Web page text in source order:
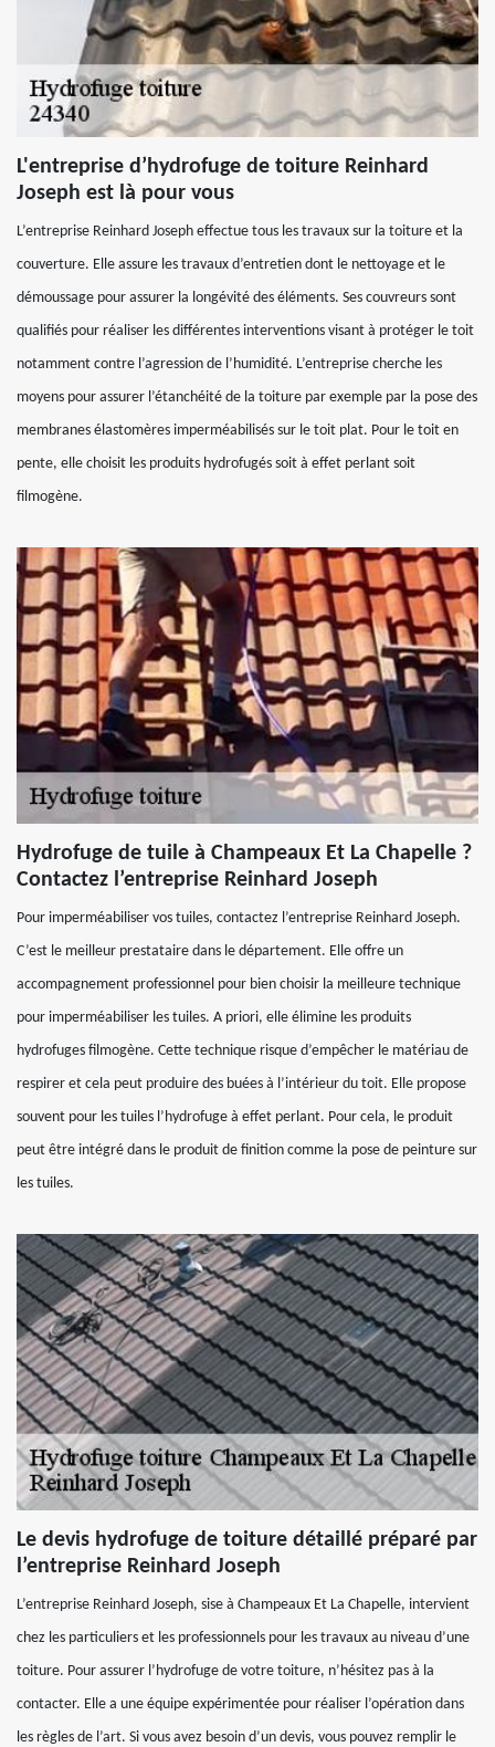
L'entreprise d’hydrofuge de toiture Reinhard
Joseph est là pour vous
L’entreprise Reinhard Joseph effectue tous les travaux sur la toiture et la
couverture. Elle assure les travaux d’entretien dont le nettoyage et le
démoussage pour assurer la longévité des éléments. Ses couvreurs sont
qualifiés pour réaliser les différentes interventions visant à protéger le toit
notamment contre l’agression de l’humidité. L’entreprise cherche les
moyens pour assurer l’étanchéité de la toiture par exemple par la pose des
membranes élastomères imperméabilisés sur le toit plat. Pour le toit en
pente, elle choisit les produits hydrofugés soit à effet perlant soit
filmogène.
Hydrofuge de tuile à Champeaux Et La Chapelle ?
Contactez l’entreprise Reinhard Joseph
Pour imperméabiliser vos tuiles, contactez l’entreprise Reinhard Joseph.
C’est le meilleur prestataire dans le département. Elle offre un
accompagnement professionnel pour bien choisir la meilleure technique
pour imperméabiliser les tuiles. A priori, elle élimine les produits
hydrofuges filmogène. Cette technique risque d’empêcher le matériau de
respirer et cela peut produire des buées à l’intérieur du toit. Elle propose
souvent pour les tuiles l’hydrofuge à effet perlant. Pour cela, le produit
peut être intégré dans le produit de finition comme la pose de peinture sur
les tuiles.
Le devis hydrofuge de toiture détaillé préparé par
l’entreprise Reinhard Joseph
L’entreprise Reinhard Joseph, sise à Champeaux Et La Chapelle, intervient
chez les particuliers et les professionnels pour les travaux au niveau d’une
toiture. Pour assurer l’hydrofuge de votre toiture, n’hésitez pas à la
contacter. Elle a une équipe expérimentée pour réaliser l’opération dans
les règles de l’art. Si vous avez besoin d’un devis, vous pouvez remplir le